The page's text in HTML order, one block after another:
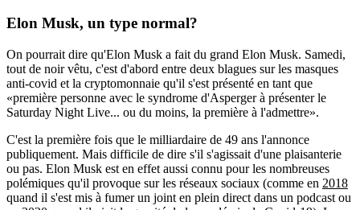
Elon Musk, un type normal?
On pourrait dire qu'Elon Musk a fait du grand Elon Musk. Samedi,
tout de noir vêtu, c'est d'abord entre deux blagues sur les masques
anti-covid et la cryptomonnaie qu'il s'est présenté en tant que
«première personne avec le syndrome d'Asperger à présenter le
Saturday Night Live... ou du moins, la première à l'admettre».
C'est la première fois que le milliardaire de 49 ans l'annonce
publiquement. Mais difficile de dire s'il s'agissait d'une plaisanterie
ou pas. Elon Musk est en effet aussi connu pour les nombreuses
polémiques qu'il provoque sur les réseaux sociaux (comme en 2018
quand il s'est mis à fumer un joint en plein direct dans un podcast ou